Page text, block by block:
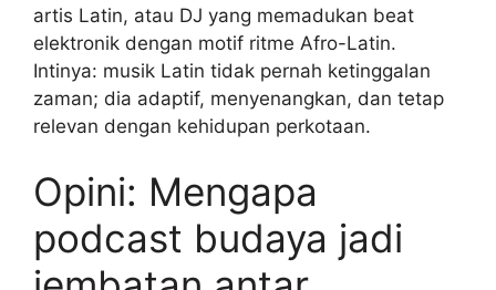
artis Latin, atau DJ yang memadukan beat
elektronik dengan motif ritme Afro-Latin.
Intinya: musik Latin tidak pernah ketinggalan
zaman; dia adaptif, menyenangkan, dan tetap
relevan dengan kehidupan perkotaan.
Opini: Mengapa
podcast budaya jadi